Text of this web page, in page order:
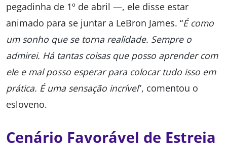
pegadinha de 1º de abril —, ele disse estar
animado para se juntar a LeBron James. “É como
um sonho que se torna realidade. Sempre o
admirei. Há tantas coisas que posso aprender com
ele e mal posso esperar para colocar tudo isso em
prática. É uma sensação incrível”, comentou o
esloveno.
Cenário Favorável de Estreia